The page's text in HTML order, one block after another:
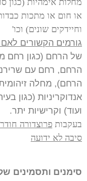
או חום או מתכות
וחיידקים שונים) וכו'
גורמים הקשורים לאם
של הרחם (כגון רחם
הרחם, רחם עם
הרחם), מחלה
אנדוקריניות (כגון
ועוד) וקרישיות יתר.
בעקבות פרוצדורה
סיבה לא ידועה
סימנים ותסמינים